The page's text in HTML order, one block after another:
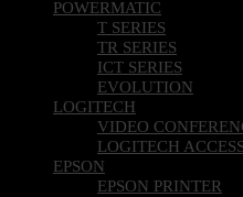
POWERMATIC
T SERIES
TR SERIES
ICT SERIES
EVOLUTION
LOGITECH
VIDEO
LOGITECH
EPSON
EPSON PRINTER